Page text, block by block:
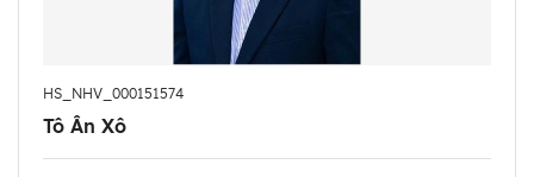
HS_NHV_000151574
Tô Ân Xô